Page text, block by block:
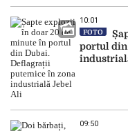
10:01
FOTO
portul din
09:50